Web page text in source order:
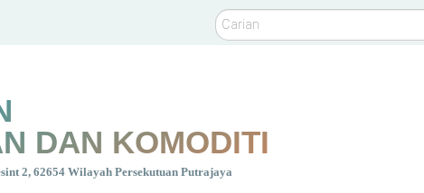
Carian
DAN KOMODITI
2, 62654 Wilayah Persekutuan Putrajaya